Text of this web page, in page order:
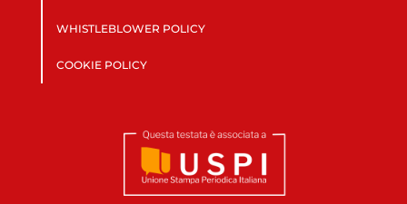
WHISTLEBLOWER POLICY
COOKIE POLICY